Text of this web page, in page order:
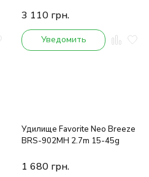
3 110 грн.
Уведомить
Удилище Favorite Neo Breeze
BRS-902MH 2.7m 15-45g
1 680 грн.